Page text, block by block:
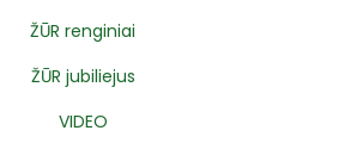
ŽŪR renginiai
ŽŪR jubiliejus
VIDEO